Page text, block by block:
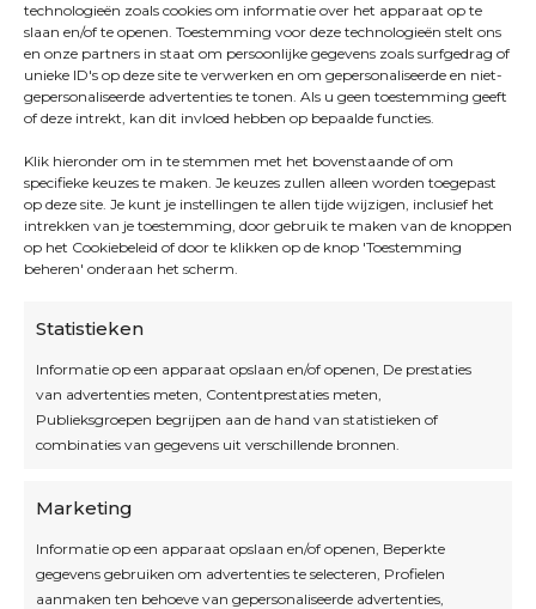
technologieën zoals cookies om informatie over het apparaat op te
slaan en/of te openen. Toestemming voor deze technologieën stelt ons
en onze partners in staat om persoonlijke gegevens zoals surfgedrag of
unieke ID's op deze site te verwerken en om gepersonaliseerde en niet-
gepersonaliseerde advertenties te tonen. Als u geen toestemming geeft
of deze intrekt, kan dit invloed hebben op bepaalde functies.
Klik hieronder om in te stemmen met het bovenstaande of om
specifieke keuzes te maken. Je keuzes zullen alleen worden toegepast
op deze site. Je kunt je instellingen te allen tijde wijzigen, inclusief het
intrekken van je toestemming, door gebruik te maken van de knoppen
op het Cookiebeleid of door te klikken op de knop 'Toestemming
beheren' onderaan het scherm.
Statistieken
Informatie op een apparaat opslaan en/of openen, De prestaties
van advertenties meten, Contentprestaties meten,
Publieksgroepen begrijpen aan de hand van statistieken of
combinaties van gegevens uit verschillende bronnen.
Marketing
Informatie op een apparaat opslaan en/of openen, Beperkte
gegevens gebruiken om advertenties te selecteren, Profielen
aanmaken ten behoeve van gepersonaliseerde advertenties,
Openingsuren
Blijf op de hoogte